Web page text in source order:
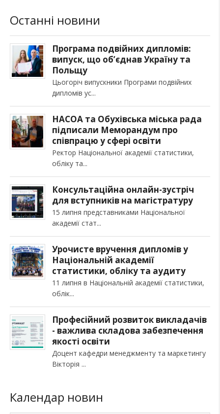
Останні новини
Програма подвійних дипломів:
випуск, що об’єднав Україну та
Польщу
Цьогоріч випускники Програми подвійних
дипломів ус
НАСОА та Обухівська міська рада
підписали Меморандум про
співпрацю у сфері освіти
Ректор Національної академії статистики,
обліку та
Консультаційна онлайн-зустріч
для вступників на магістратуру
15 липня представниками Національної
академії стат
Урочисте вручення дипломів у
Національній академії
статистики, обліку та аудиту
11 липня в Національній академії статистики,
облік
Професійний розвиток викладачів
- важлива складова забезпечення
якості освіти
Доцент кафедри менеджменту та маркетингу
Вікторія
Календар новин